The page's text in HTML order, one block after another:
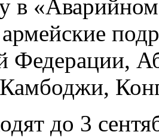
в
Федерации,
до 3